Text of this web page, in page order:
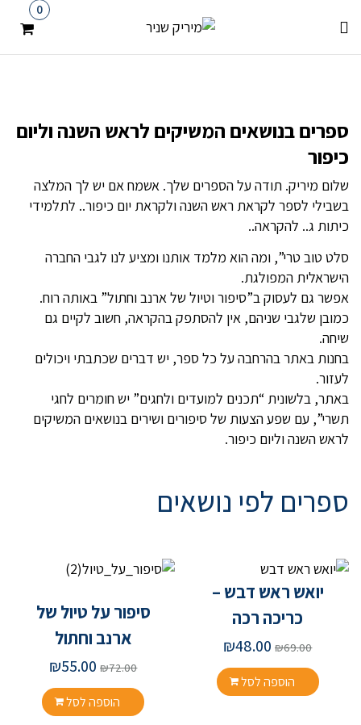
0
ספרים בנושאים המשיקים לראש השנה וליום
כיפור
שלום מיריק. תודה על הספרים שלך. אשמח אם יש לך המלצה
בשבילי לספר לקראת ראש השנה ולקראת יום כיפור.. לתלמידי
כיתות ג.. להקראה..
סלט טוב טרי”, ומה הוא מלמד אותנו ומציע לנו לגבי החברה
הישראלית המפולגת.
אפשר גם לעסוק ב”סיפור וטיול של ארנב וחתול” באותה רוח.
כמובן שלגבי שניהם, אין להסתפק בהקראה, חשוב לקיים גם
שיחה.
בחנות באתר בהרחבה על כל ספר, יש דברים שכתבתי ויכולים
לעזור.
באתר, בלשונית “תכנים למועדים ולחגים” יש חומרים לחגי
תשרי”, עם שפע הצעות של סיפורים ושירים בנושאים המשיקים
לראש השנה וליום כיפור.
ספרים לפי נושאים
יואש ראש דבש –
כריכה רכה
₪69.00 המחיר
היה:
₪69.00.
₪48.00 המחיר
הוא:
₪48.00.
הוספה לסל
סיפור על טיול של
ארנב וחתול
₪72.00 המחיר
היה:
₪72.00.
₪55.00 המחיר
הוא:
₪55.00.
הוספה לסל